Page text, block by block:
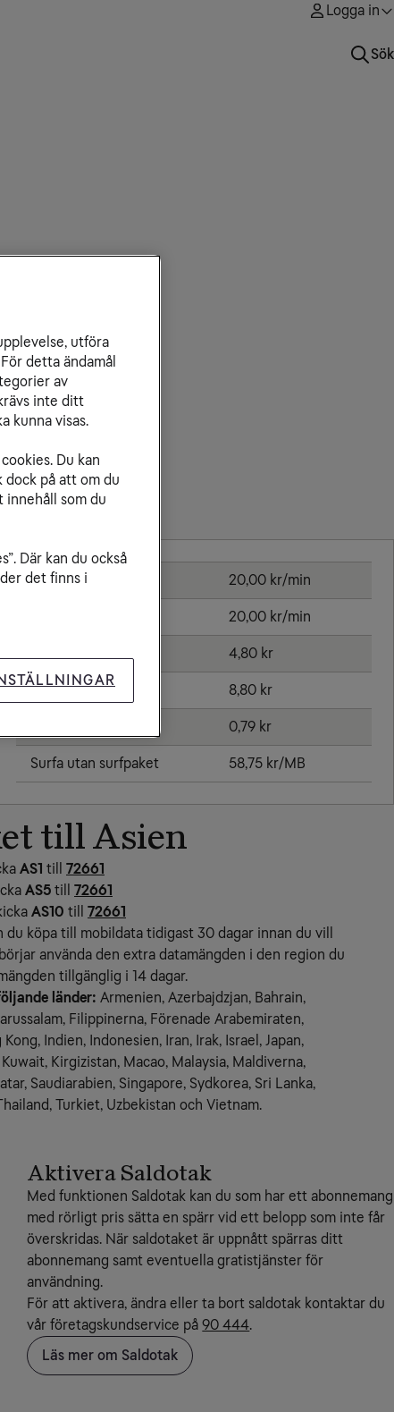
Logga in
Sök
inom Tadzjikistan
Ringa samtal 20,00 kr/min
20,00 kr/min
4,80 kr
Mms 8,80 kr
0,79 kr
Surfa utan surfpaket 58,75 kr/MB
till Asien
AS1 till 72661
AS5 till 72661
AS10 till 72661
köpa till mobildata tidigast 30 dagar innan du vill
använda den extra datamängden i den region du
tillgänglig i 14 dagar.
länder: Armenien, Azerbajdzjan, Bahrain,
Filippinerna, Förenade Arabemiraten,
Indien, Indonesien, Iran, Irak, Israel, Japan,
Kirgizistan, Macao, Malaysia, Maldiverna,
Saudiarabien, Singapore, Sydkorea, Sri Lanka,
Turkiet, Uzbekistan och Vietnam.
Aktivera Saldotak
Med funktionen Saldotak kan du som har ett abonnemang
med rörligt pris sätta en spärr vid ett belopp som inte får
överskridas. När saldotaket är uppnått spärras ditt
abonnemang samt eventuella gratistjänster för
användning.
För att aktivera, ändra eller ta bort saldotak kontaktar du
vår företagskundservice på90 444.
Läs mer om Saldotak
utföra
detta ändamål
av
inte ditt
kunna visas.
Du kan
dock på att om du
innehåll som du
Där kan du också
det finns i